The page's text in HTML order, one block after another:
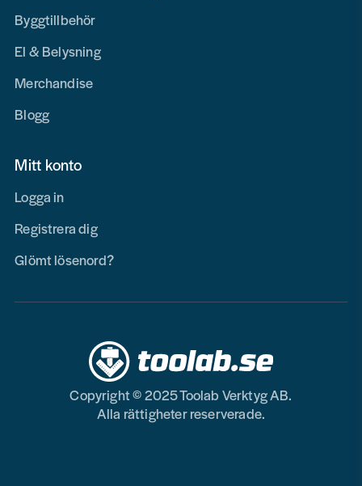
Byggtillbehör
El & Belysning
Merchandise
Blogg
Mitt konto
Logga in
Registrera dig
Glömt lösenord?
Copyright © 2025 Toolab Verktyg AB.
Alla rättigheter reserverade.